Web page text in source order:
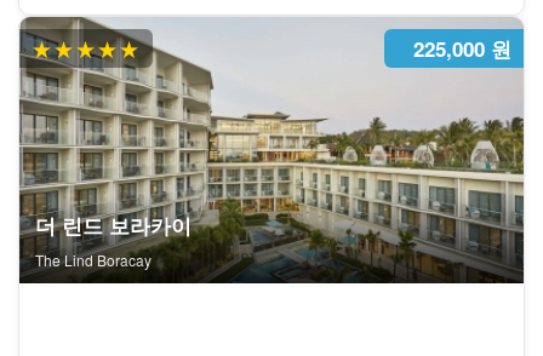
★★★★★ 225,000 원
더 린드 보라카이
The Lind Boracay